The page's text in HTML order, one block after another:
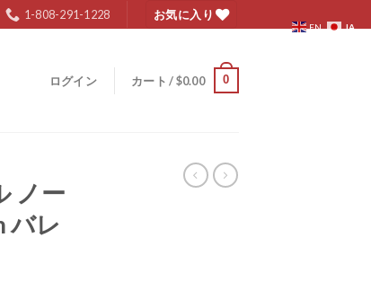
1-808-291-1228 お気に入り
ログイン カート /$0.00 0
ノー
バレ
EN JA